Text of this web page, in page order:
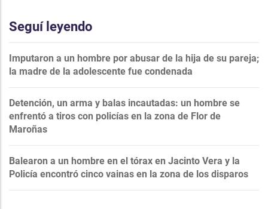
Seguí leyendo
Imputaron a un hombre por abusar de la hija de su pareja;
la madre de la adolescente fue condenada
Detención, un arma y balas incautadas: un hombre se
enfrentó a tiros con policías en la zona de Flor de
Maroñas
Balearon a un hombre en el tórax en Jacinto Vera y la
Policía encontró cinco vainas en la zona de los disparos